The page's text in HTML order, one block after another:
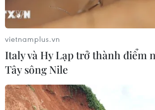
vietnamplus.vn
Italy và Hy Lạp trở thành điểm
Tây sông Nile